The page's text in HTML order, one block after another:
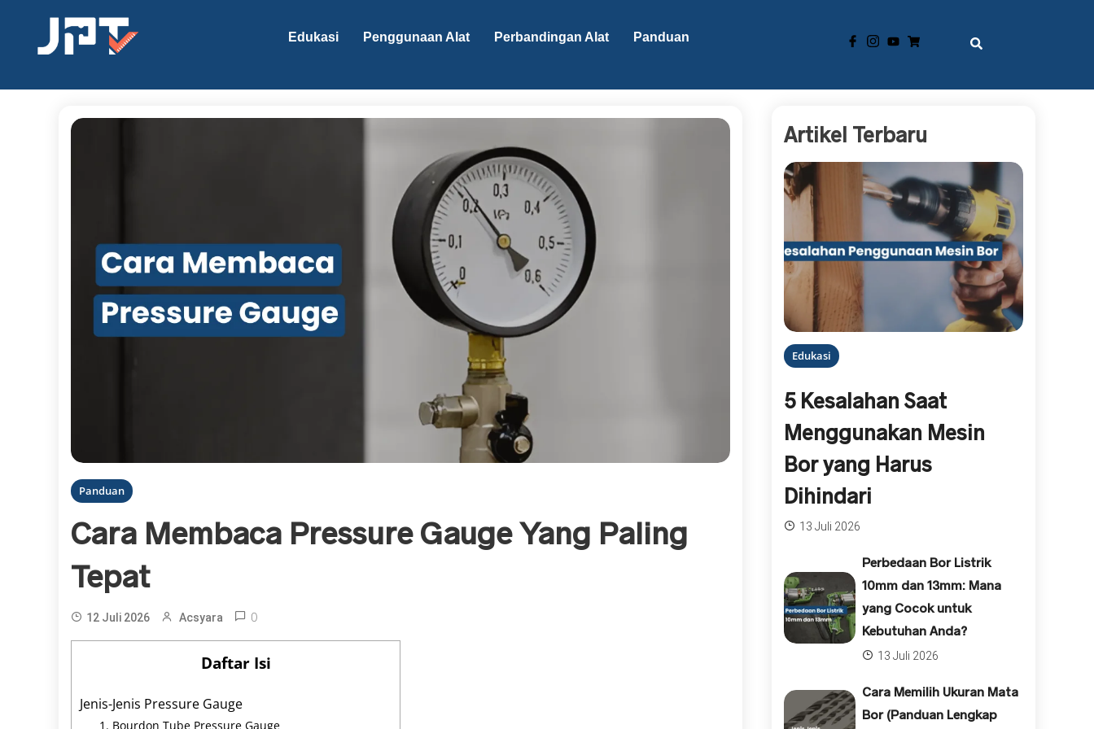
Edukasi Penggunaan Alat Perbandingan Alat Panduan
Panduan
Cara Membaca Pressure Gauge Yang Paling
Tepat
12 Juli 2026 Acsyara 0
Daftar Isi
Jenis-Jenis Pressure Gauge
1. Bourdon Tube Pressure Gauge
Artikel Terbaru
Edukasi
5 Kesalahan Saat
Menggunakan Mesin
Bor yang Harus
Dihindari
13 Juli 2026
Perbedaan Bor Listrik
10mm dan 13mm: Mana
yang Cocok untuk
Kebutuhan Anda?
13 Juli 2026
Cara Memilih Ukuran Mata
Bor (Panduan Lengkap